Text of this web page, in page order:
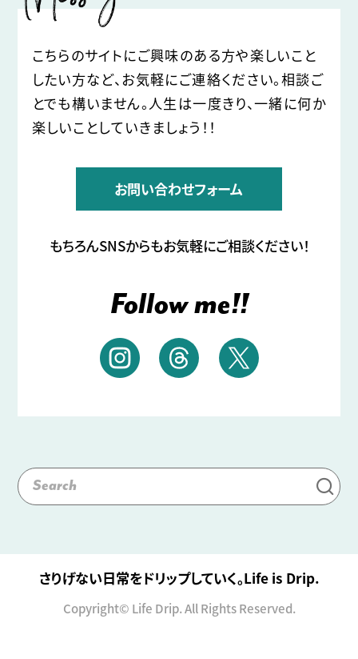
こちらのサイトにご興味のある方や楽しいこと
したい方など、 お気軽にご連絡ください。相談ご
とでも構いません。人生は一度きり、一緒に何か
楽しいことしていきましょう！！
お問い合わせフォーム
もちろんSNSからもお気軽にご相談ください！
Follow me!!
さりげない日常をドリップしていく。Life is Drip.
Copyright© Life Drip. All Rights Reserved.